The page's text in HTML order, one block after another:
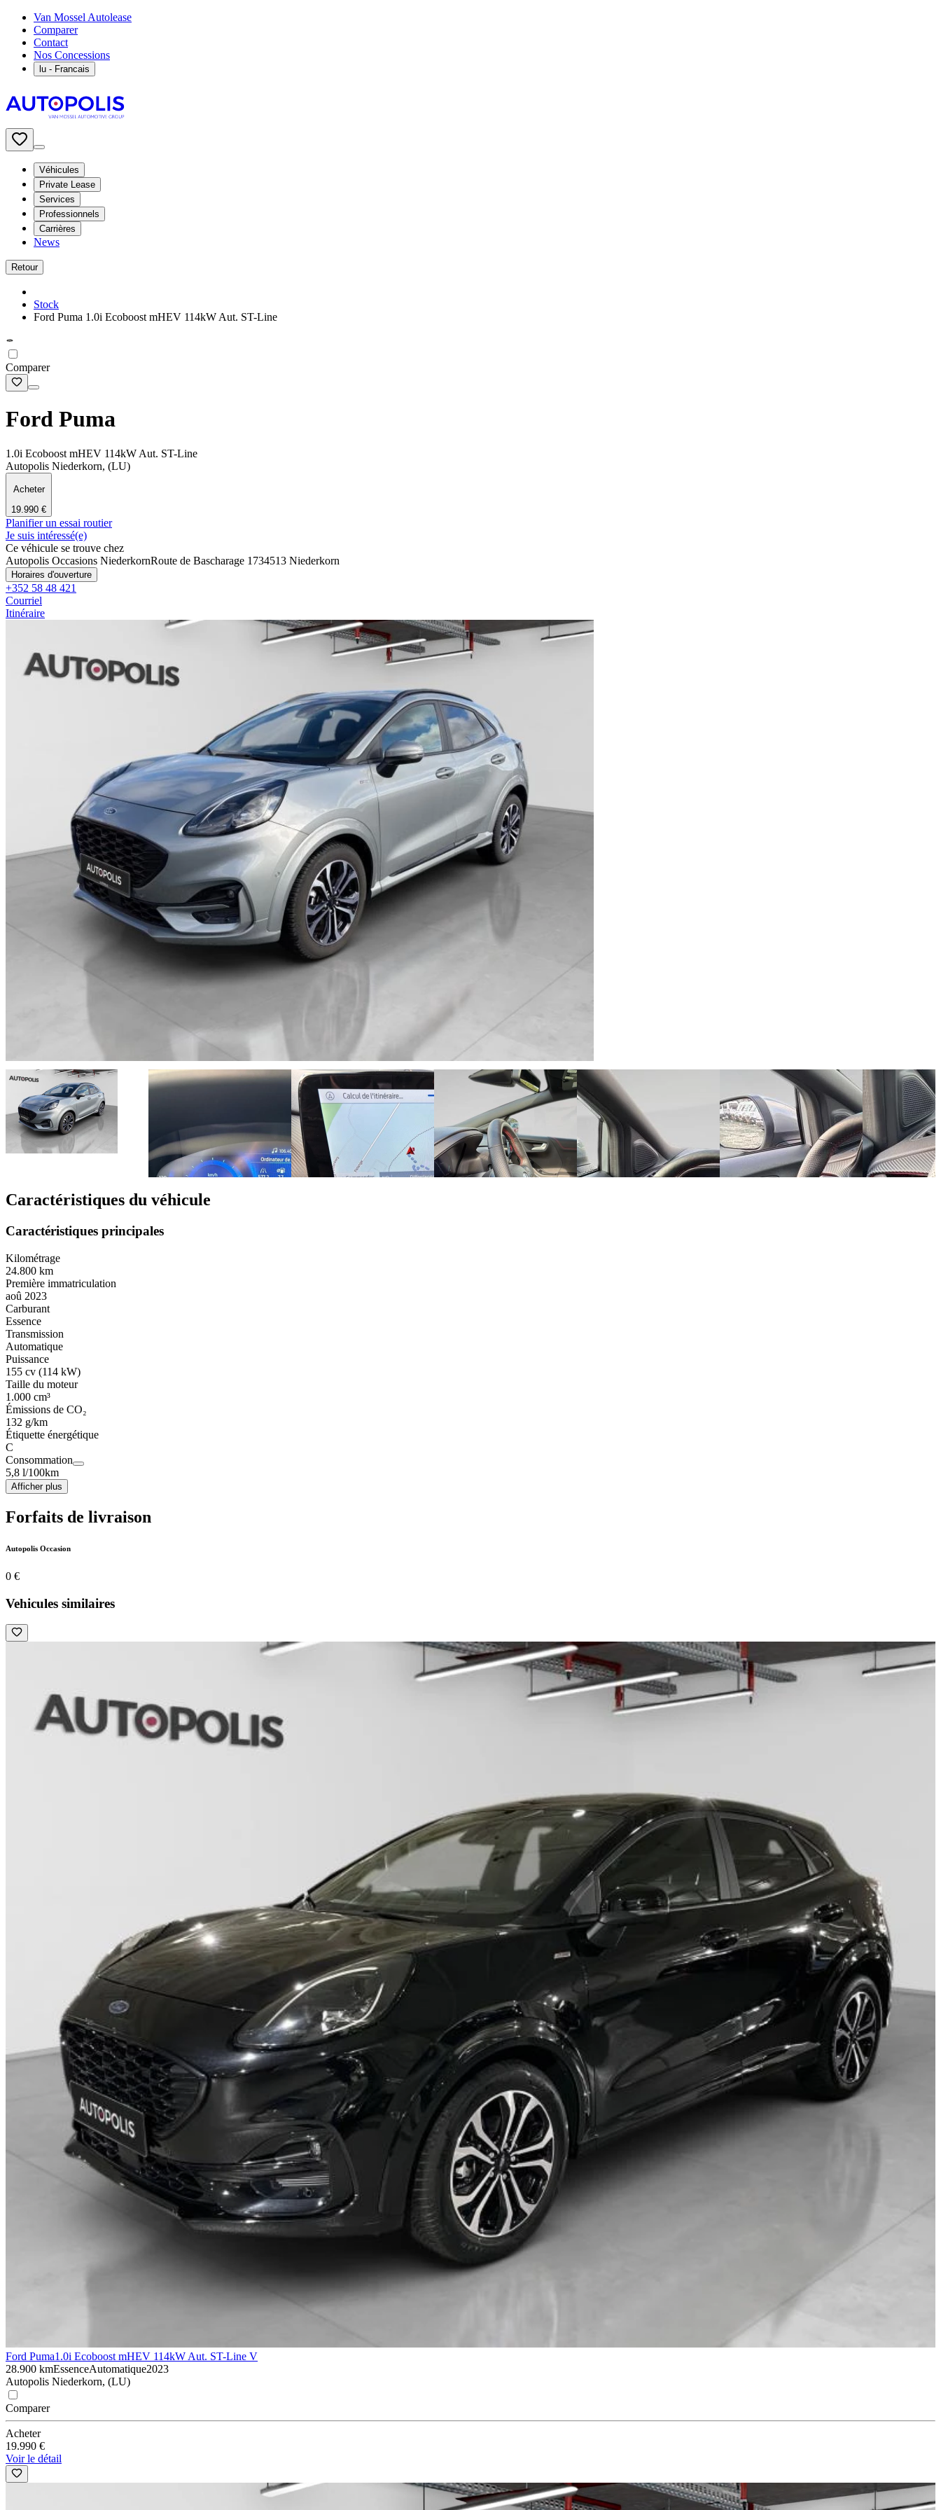
Van Mossel Autolease
Comparer
Contact
Nos Concessions
lu - Francais
Véhicules
Private Lease
Services
Professionnels
Carrières
News
Retour
Stock
Ford Puma 1.0i Ecoboost mHEV 114kW Aut. ST-Line
Comparer
Ford Puma
1.0i Ecoboost mHEV 114kW Aut. ST-Line
Autopolis Niederkorn, (LU)
Acheter
19.990 €
Planifier un essai routier
Je suis intéressé(e)
Ce véhicule se trouve chez
Autopolis Occasions NiederkornRoute de Bascharage 1734513 Niederkorn
Horaires d'ouverture
+352 58 48 421
Courriel
Itinéraire
Caractéristiques du véhicule
Caractéristiques principales
Kilométrage
24.800 km
Première immatriculation
aoû 2023
Carburant
Essence
Transmission
Automatique
Puissance
155 cv (114 kW)
Taille du moteur
1.000 cm³
Émissions de CO₂
132 g/km
Étiquette énergétique
C
Consommation
5,8 l/100km
Afficher plus
Forfaits de livraison
Autopolis Occasion
0 €
Vehicules similaires
Ford Puma1.0i Ecoboost mHEV 114kW Aut. ST-Line V
28.900 kmEssenceAutomatique2023
Autopolis Niederkorn, (LU)
Comparer
Acheter
19.990 €
Voir le détail